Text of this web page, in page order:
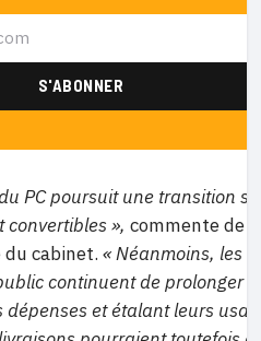
PC poursuit une transition
convertibles », commente de
du cabinet. « Néanmoins, les
continuent de prolonger
et étalant leurs